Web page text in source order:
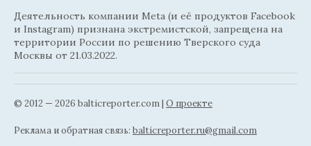
Деятельность компании Meta (и её продуктов Facebook
и Instagram) признана экстремистской, запрещена на
территории России по решению Тверского суда
Москвы от 21.03.2022.
© 2012 — 2026 balticreporter.com | О проекте
Реклама и обратная связь: balticreporter.ru@gmail.com